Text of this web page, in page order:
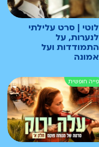
לוטי | סרט עלילתי
לנערות, על
התמודדות ועל
אמונה